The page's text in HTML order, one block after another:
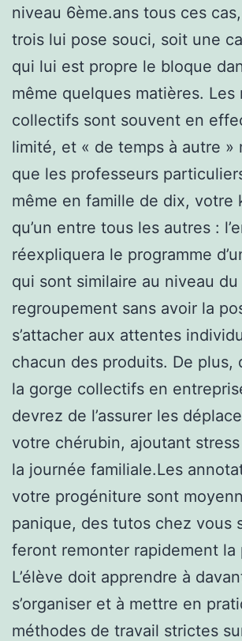
niveau 6ème.ans tous ces
trois lui pose souci, soit une
qui lui est propre le bloque
même quelques matières. Les
collectifs sont souvent en
limité, et « de temps à autre »
que les professeurs
même en famille de dix, votre
qu’un entre tous les autres :
réexpliquera le programme
qui sont similaire au niveau du
regroupement sans avoir la
s’attacher aux attentes
chacun des produits. De plus,
la gorge collectifs en
devrez de l’assurer les
votre chérubin, ajoutant
la journée familiale.Les
votre progéniture sont
panique, des tutos chez vous
feront remonter rapidement la
L’élève doit apprendre à
s’organiser et à mettre en
méthodes de travail strictes